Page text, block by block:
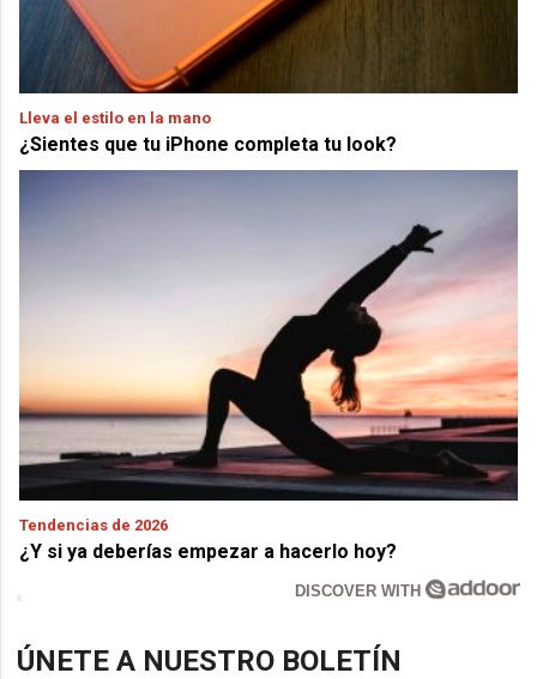
Lleva el estilo en la mano
¿Sientes que tu iPhone completa tu look?
Tendencias de 2026
¿Y si ya deberías empezar a hacerlo hoy?
DISCOVER WITH
ÚNETE A NUESTRO BOLETÍN